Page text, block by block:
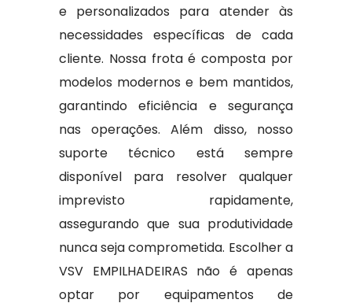
e personalizados para atender às
necessidades específicas de cada
cliente. Nossa frota é composta por
modelos modernos e bem mantidos,
garantindo eficiência e segurança
nas operações. Além disso, nosso
suporte técnico está sempre
disponível para resolver qualquer
imprevisto rapidamente,
assegurando que sua produtividade
nunca seja comprometida. Escolher a
VSV EMPILHADEIRAS não é apenas
optar por equipamentos de